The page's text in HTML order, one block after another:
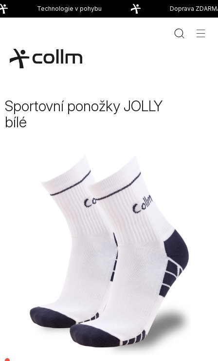
Přejít
na
Technologie v pohybu Doprava
Sportovní ponožky JOLLY
bílé